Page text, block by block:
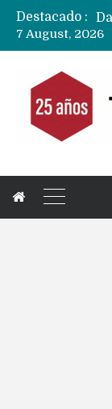
Destacado :
7 August, 2026